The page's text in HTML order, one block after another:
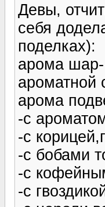
Девы,
себя
поделках):
арома шар-
ароматной
арома
-с
-с
-с бобами
-с
-с